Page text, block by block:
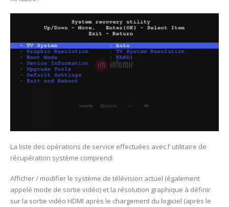
La liste des opérations de service effectuées avec l’ utilitaire de
récupération système comprend:
Afficher / modifier le système de télévision actuel (également
appelé mode de sortie vidéo) et la résolution graphique à définir
sur la sortie vidéo HDMI après le chargement du logiciel (après le